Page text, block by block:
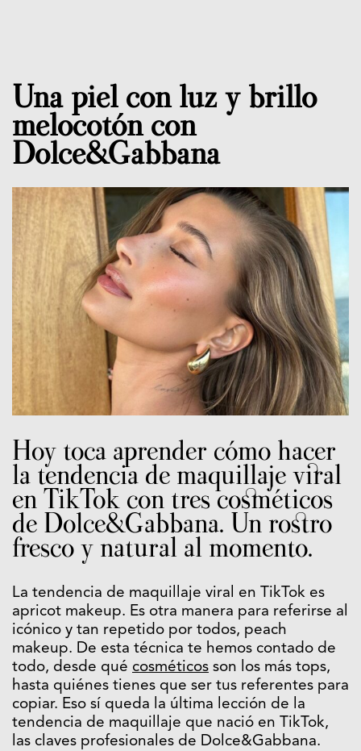
Una piel con luz y brillo
melocotón con
Dolce&Gabbana
Hoy toca aprender cómo hacer
la tendencia de maquillaje viral
en TikTok con tres cosméticos
de Dolce&Gabbana. Un rostro
fresco y natural al momento.
La tendencia de maquillaje viral en TikTok es
apricot makeup. Es otra manera para referirse al
icónico y tan repetido por todos, peach
makeup. De esta técnica te hemos contado de
todo, desde qué cosméticos son los más tops,
hasta quiénes tienes que ser tus referentes para
copiar. Eso sí queda la última lección de la
tendencia de maquillaje que nació en TikTok,
las claves profesionales de Dolce&Gabbana.